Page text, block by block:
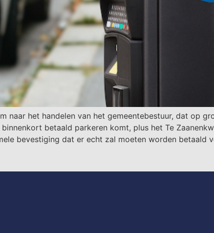
naar het handelen van het gemeentebestuur, dat op
betaald parkeren komt, plus het Te
bevestiging dat er echt zal moeten worden betaald